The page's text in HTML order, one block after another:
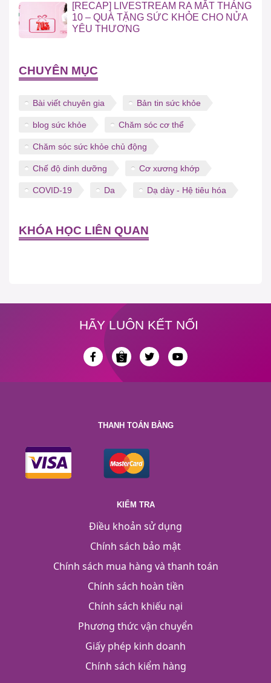
[RECAP] LIVESTREAM RA MẮT THÁNG
10 – QUÀ TẶNG SỨC KHỎE CHO NỬA
YÊU THƯƠNG
CHUYÊN MỤC
Bài viết chuyên gia Bản tin sức khỏe
blog sức khỏe Chăm sóc cơ thể
Chăm sóc sức khỏe chủ động
Chế độ dinh dưỡng Cơ xương khớp
COVID-19 Da Dạ dày - Hệ tiêu hóa
KHÓA HỌC LIÊN QUAN
HÃY LUÔN KẾT NỐI
THANH TOÁN BẰNG
KIỂM TRA
Điều khoản sử dụng
Chính sách bảo mật
Chính sách mua hàng và thanh toán
Chính sách hoàn tiền
Chính sách khiếu nại
Phương thức vận chuyển
Giấy phép kinh doanh
Chính sách kiểm hàng